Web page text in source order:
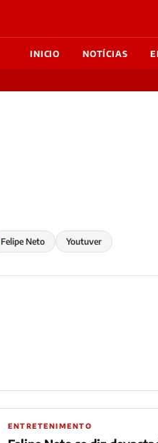
INICIO NOTÍCIAS
Felipe Neto Youtuver
ENTRETENIMENTO